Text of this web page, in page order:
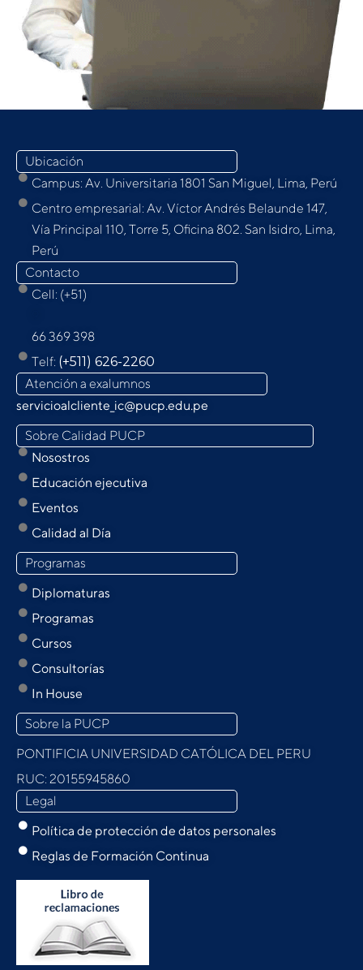
Ubicación
Campus: Av. Universitaria 1801 San Miguel, Lima, Perú
Centro empresarial: Av. Víctor Andrés Belaunde 147,
Vía Principal 110, Torre 5, Oﬁcina 802. San Isidro, Lima,
Perú
Contacto
Cell: (+51)
66 369 398
Telf: (+511) 626-2260
Atención a exalumnos
servicioalcliente_ic@pucp.edu.pe
Sobre Calidad PUCP
Nosostros
Educación ejecutiva
Eventos
Calidad al Día
Programas
Diplomaturas
Programas
Cursos
Consultorías
In House
Sobre la PUCP
PONTIFICIA UNIVERSIDAD CATÓLICA DEL PERU
RUC: 20155945860
Legal
Política de protección de datos personales
Reglas de Formación Continua